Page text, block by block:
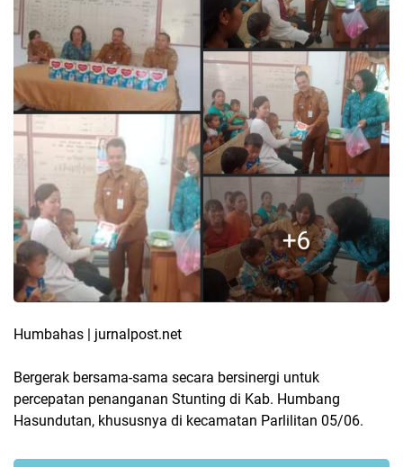
Humbahas | jurnalpost.net
Bergerak bersama-sama secara bersinergi untuk
percepatan penanganan Stunting di Kab. Humbang
Hasundutan, khususnya di kecamatan Parlilitan 05/06.